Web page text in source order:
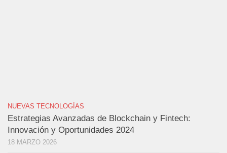
NUEVAS TECNOLOGÍAS
Estrategias Avanzadas de Blockchain y Fintech:
Innovación y Oportunidades 2024
18 MARZO 2026